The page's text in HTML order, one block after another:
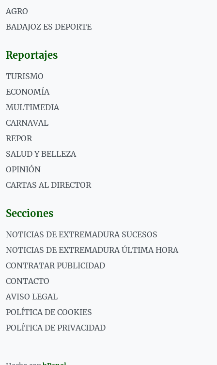
AGRO
BADAJOZ ES DEPORTE
Reportajes
TURISMO
ECONOMÍA
MULTIMEDIA
CARNAVAL
REPOR
SALUD Y BELLEZA
OPINIÓN
CARTAS AL DIRECTOR
Secciones
NOTICIAS DE EXTREMADURA SUCESOS
NOTICIAS DE EXTREMADURA ÚLTIMA HORA
CONTRATAR PUBLICIDAD
CONTACTO
AVISO LEGAL
POLÍTICA DE COOKIES
POLÍTICA DE PRIVACIDAD